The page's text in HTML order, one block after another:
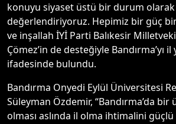
konuyu siyaset üstü bir durum olarak
değerlendiriyoruz. Hepimiz bir güç
ve inşallah İYİ Parti Balıkesir
Çömez’in de desteğiyle Bandırma’yı il
ifadesinde bulundu.
Bandırma Onyedi Eylül Üniversitesi
Süleyman Özdemir, “Bandırma’da
olması aslında il olma ihtimalini güçlü